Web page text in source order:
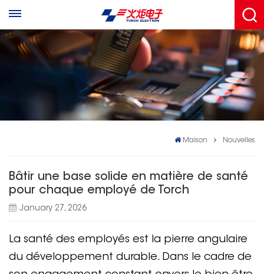
Maison Nouvelles
Bâtir une base solide en matière de santé
pour chaque employé de Torch
January 27, 2026
La santé des employés est la pierre angulaire
du développement durable. Dans le cadre de